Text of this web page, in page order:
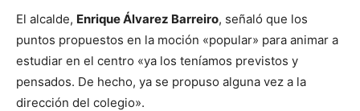
El alcalde, Enrique Álvarez Barreiro, señaló que los
puntos propuestos en la moción «popular» para animar a
estudiar en el centro «ya los teníamos previstos y
pensados. De hecho, ya se propuso alguna vez a la
dirección del colegio».